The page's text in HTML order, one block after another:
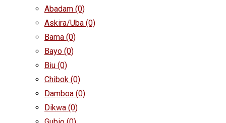
Abadam (0)
Askira/Uba (0)
Bama (0)
Bayo (0)
Biu (0)
Chibok (0)
Damboa (0)
Dikwa (0)